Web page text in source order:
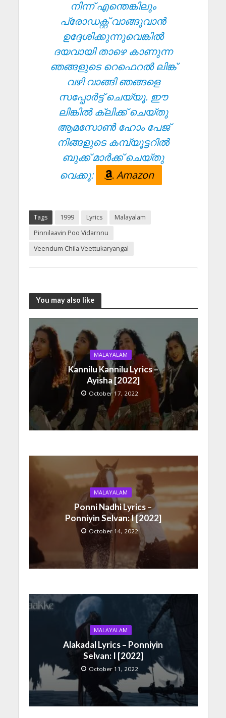
നിന്ന് എന്തെങ്കിലും
പ്രോഡക്റ്റ് വാങ്ങുവാൻ
ഉദ്ദേശിക്കുന്നുവെങ്കിൽ
ദയവായി താഴെ കാണുന്ന
ഞങ്ങളുടെ റെഫെറൽ ലിങ്ക്
വഴി വാങ്ങി ഞങ്ങളെ
സപ്പോർട്ട് ചെയ്യൂ. ഈ
ലിങ്കിൽ ക്ലിക്ക് ചെയ്തു
ആമസോൺ ഹോം പേജ്
നിങ്ങളുടെ കമ്പ്യൂട്ടറിൽ
ബുക്ക് മാർക്ക് ചെയ്തു
വെക്കൂ:
Amazon
Tags 1999 Lyrics
Malayalam
Pinnilaavin Poo Vidarnnu
Veendum Chila Veettukaryangal
You may also like
MALAYALAM
Kannilu Kannilu Lyrics –
Ayisha [2022]
October 17, 2022
MALAYALAM
Ponni Nadhi Lyrics –
Ponniyin Selvan: I [2022]
October 14, 2022
MALAYALAM
Alakadal Lyrics – Ponniyin
Selvan: I [2022]
October 11, 2022